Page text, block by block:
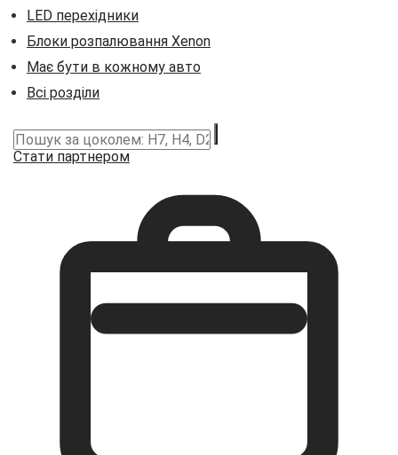
LED перехідники
Блоки розпалювання Xenon
Має бути в кожному авто
Всі розділи
Стати партнером